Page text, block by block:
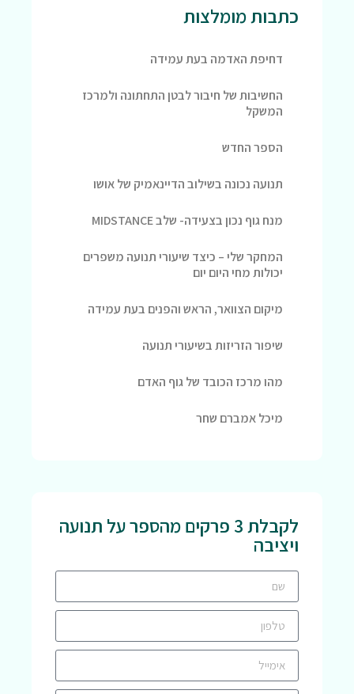
כתבות מומלצות
דחיפת האדמה בעת עמידה
החשיבות של חיבור לבטן התחתונה ולמרכז
המשקל
הספר החדש
תנועה נכונה בשילוב הדיינאמיק של אושו
מנח גוף נכון בצעידה- שלב MIDSTANCE
המחקר שלי – כיצד שיעורי תנועה משפרים
יכולות מחי היום יום
מיקום הצוואר, הראש והפנים בעת עמידה
שיפור הזריזות בשיעורי תנועה
מהו מרכז הכובד של גוף האדם
מיכל אמברם שחר
לקבלת 3 פרקים מהספר על תנועה
ויציבה